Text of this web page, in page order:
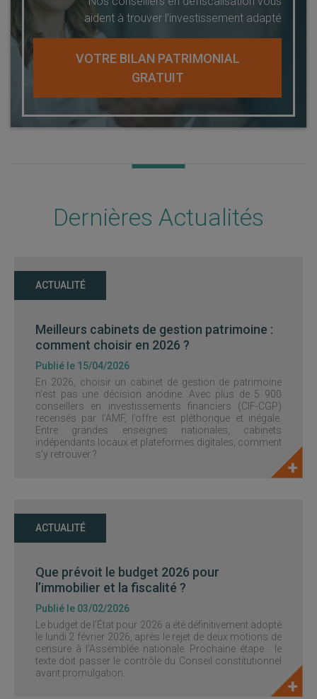
aident à trouver l’investissement adapté
VOTRE BILAN PATRIMONIAL
GRATUIT
Dernières Actualités
ACTUALITÉ
Meilleurs cabinets de gestion patrimoine :
comment choisir en 2026 ?
Publié le 15/04/2026
En 2026, choisir un cabinet de gestion de patrimoine
n’est pas une décision anodine. Avec plus de 5 900
conseillers en investissements financiers (CIF-CGP)
recensés par l’AMF, l’offre est pléthorique et inégale.
Entre grandes enseignes nationales, cabinets
indépendants locaux et plateformes digitales, comment
s’y retrouver ?
ACTUALITÉ
Que prévoit le budget 2026 pour
l’immobilier et la fiscalité ?
Publié le 03/02/2026
Le budget de l’État pour 2026 a été définitivement adopté
le lundi 2 février 2026, après le rejet de deux motions de
censure à l’Assemblée nationale. Prochaine étape : le
texte doit passer le contrôle du Conseil constitutionnel
avant promulgation.